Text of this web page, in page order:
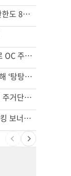
[포커스] 메디캘 대폭 개편…자산한도 84% 축소
“전쟁터 같았다”…테슬라 충돌로 OC 주택 4채 파손
“내 딸 건드렸지” 성폭행범 유인해 ‘탕탕’…아빠의 복수 결말
부에나파크 한인타운에 281유닛 주거단지 들어선다
계좌만 열어도 최대 5000불…체킹 보너스 무한 경쟁